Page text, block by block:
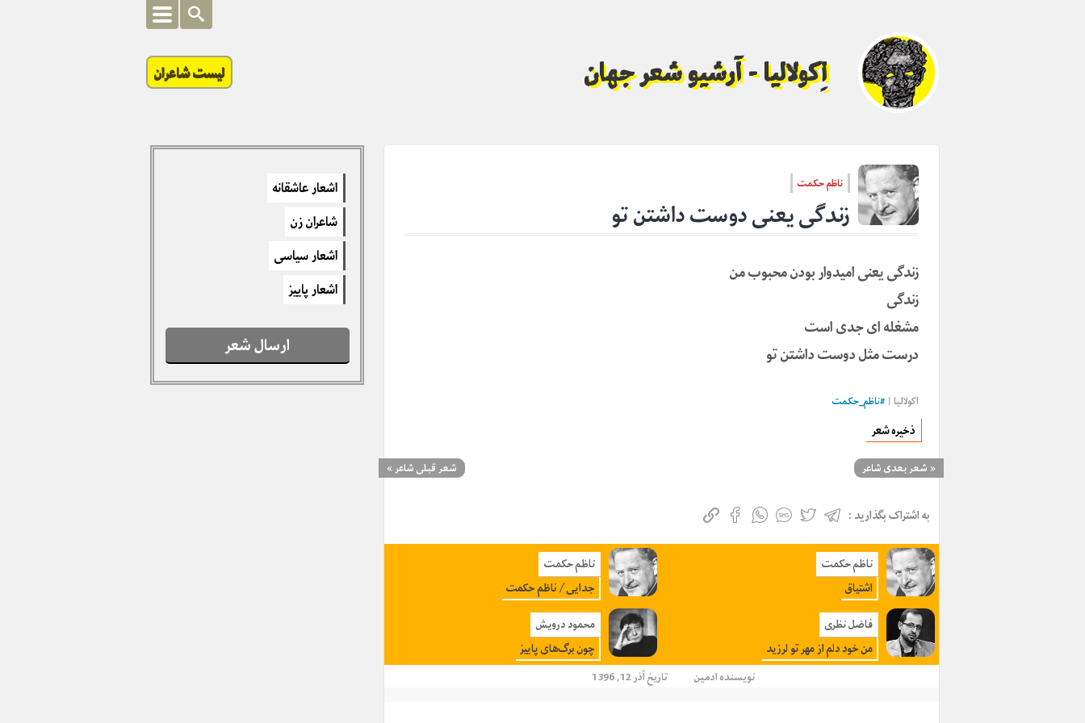
اِکولالیا - آرشیو شعر جهان لیست شاعران
ناظم حکمت
زندگی یعنی دوست داشتن تو
زندگی یعنی امیدوار بودن محبوب من
زندگی
مشغله ای جدی است
درست مثل دوست داشتن تو
اکولالیا | #ناظم_حکمت
ذخیره شعر
« شعر بعدی شاعر شعر قبلی شاعر»
به اشتراک بگذارید :
ناظم حکمت
اشتیاق
ناظم حکمت
جدایی / ناظم حکمت
فاضل نظری
من خود دلم از مهر تو لرزید
محمود درویش
چون برگ‌های پاییز
نویسندهادمین تاریخ آذر 12, 1396
اشعار عاشقانه
شاعران زن
اشعار سیاسی
اشعار پاییز
ارسال شعر